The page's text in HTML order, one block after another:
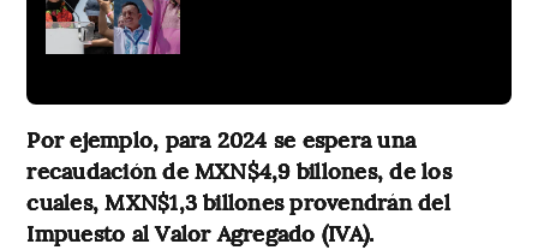
Por ejemplo, para 2024 se espera una
recaudación de MXN$4,9 billones, de los
cuales, MXN$1,3 billones provendrán del
Impuesto al Valor Agregado (IVA).